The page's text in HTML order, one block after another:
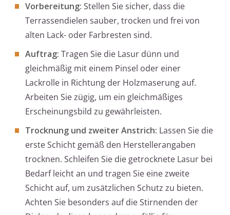
Vorbereitung: Stellen Sie sicher, dass die
Terrassendielen sauber, trocken und frei von
alten Lack- oder Farbresten sind.
Auftrag: Tragen Sie die Lasur dünn und
gleichmäßig mit einem Pinsel oder einer
Lackrolle in Richtung der Holzmaserung auf.
Arbeiten Sie zügig, um ein gleichmäßiges
Erscheinungsbild zu gewährleisten.
Trocknung und zweiter Anstrich: Lassen Sie die
erste Schicht gemäß den Herstellerangaben
trocknen. Schleifen Sie die getrocknete Lasur bei
Bedarf leicht an und tragen Sie eine zweite
Schicht auf, um zusätzlichen Schutz zu bieten.
Achten Sie besonders auf die Stirnenden der